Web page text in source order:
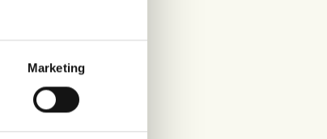
Marketing